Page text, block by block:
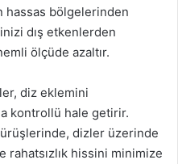
hassas bölgelerinden
dış etkenlerden
ölçüde azaltır.
diz eklemini
kontrollü hale getirir.
dizler üzerinde
rahatsızlık hissini minimize